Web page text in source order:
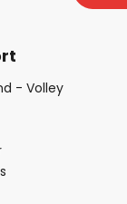
- Volley